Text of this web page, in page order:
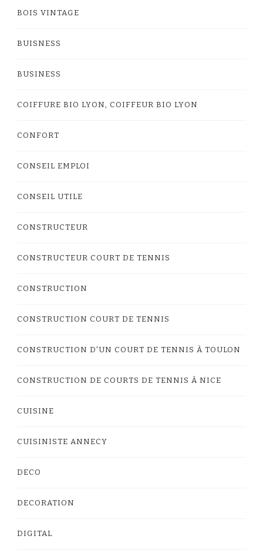
BOIS VINTAGE
BUISNESS
BUSINESS
COIFFURE BIO LYON, COIFFEUR BIO LYON
CONFORT
CONSEIL EMPLOI
CONSEIL UTILE
CONSTRUCTEUR
CONSTRUCTEUR COURT DE TENNIS
CONSTRUCTION
CONSTRUCTION COURT DE TENNIS
CONSTRUCTION D'UN COURT DE TENNIS À TOULON
CONSTRUCTION DE COURTS DE TENNIS À NICE
CUISINE
CUISINISTE ANNECY
DECO
DECORATION
DIGITAL